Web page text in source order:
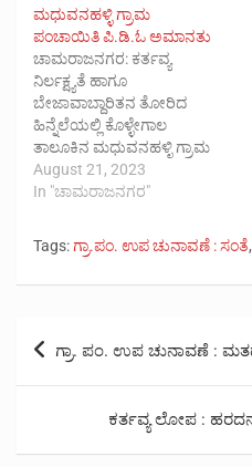
ಮಧುವನಹಳ್ಳಿ ಗ್ರಾಮ
ಪಂಚಾಯಿತಿ ಪಿ.ಡಿ.ಓ ಅಮಾನತು
ಚಾಮರಾಜನಗರ: ಕರ್ತವ್ಯ
ನಿರ್ಲಕ್ಷ್ಯತೆ ಹಾಗೂ
ಬೇಜಾವಾಬ್ದಾರಿತನ ತೋರಿದ
ಹಿನ್ನೆಲೆಯಲ್ಲಿ ಕೊಳ್ಳೇಗಾಲ
ತಾಲೂಕಿನ ಮಧುವನಹಳ್ಳಿ ಗ್ರಾಮ
ಪಂಚಾಯಿತಿಯ ಅಭಿವೃದ್ದಿ
ಅಧಿಕಾರಿ (ಮೂಲ ಹನೂರು
ಪಂಚಾಯಿತಿ) ಪುಷ್ಪಲತಾ ಜೆ.ಜಿ
ಅವರನ್ನು ಸೇವೆಯಿಂದ
ಅಧಿಕಾರಿಯವರಾದ ಎಸ್.
ಪೂವಿತಾ ಅವರು ಆದೇಶಿಸಿದ್ದಾರೆ.
ಕೊಳ್ಳೇಗಾಲ ತಾಲೂಕಿನ
ಮಧುವನಹಳ್ಳಿ ಗ್ರಾಮ
ಪಂಚಾಯಿತಿ ಕಚೇರಿಯಲ್ಲಿ ಆಗಸ್ಟ್
೧೫ರಂದು ಸ್ವಾತಂತ್ರ್ಯ ದಿನಾಚರಣೆ
August 21, 2023
In "ಚಾಮರಾಜನಗರ"
Tags:ಗ್ರಾ.ಪಂ. ಉಪ ಚುನಾವಣೆ : ಸಂತೆ,
Post
navigation
ಗ್ರಾ. ಪಂ. ಉಪ ಚುನಾವಣೆ :
ಕರ್ತವ್ಯ ಲೋಪ :